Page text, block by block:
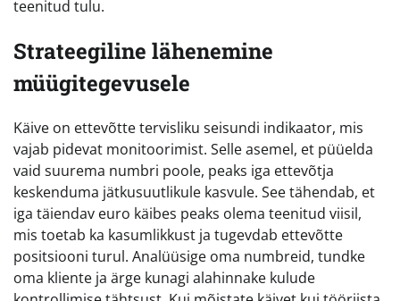
teenitud tulu.
Strateegiline lähenemine
müügitegevusele
Käive on ettevõtte tervisliku seisundi indikaator, mis
vajab pidevat monitoorimist. Selle asemel, et püüelda
vaid suurema numbri poole, peaks iga ettevõtja
keskenduma jätkusuutlikule kasvule. See tähendab, et
iga täiendav euro käibes peaks olema teenitud viisil,
mis toetab ka kasumlikkust ja tugevdab ettevõtte
positsiooni turul. Analüüsige oma numbreid, tundke
oma kliente ja ärge kunagi alahinnake kulude